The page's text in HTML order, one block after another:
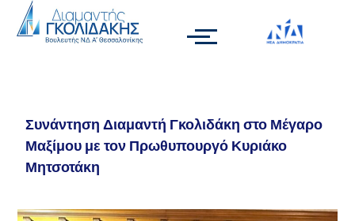
Συνάντηση Διαμαντή Γκολιδάκη στο Μέγαρο
Μαξίμου με τον Πρωθυπουργό Κυριάκο
Μητσοτάκη